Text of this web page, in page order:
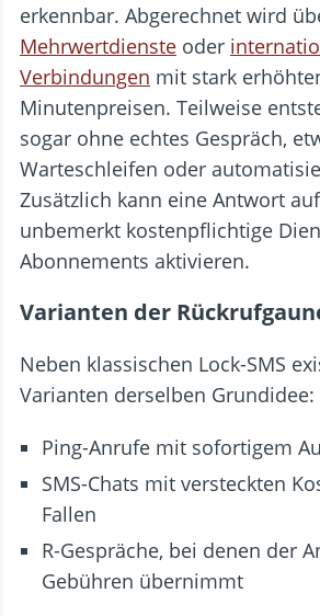
erkennbar. Abgerechnet wird
Mehrwertdienste oder
Verbindungen mit stark
Minutenpreisen. Teilweise
sogar ohne echtes Gespräch,
Warteschleifen oder
Zusätzlich kann eine Antwort
unbemerkt kostenpflichtige
Abonnements aktivieren.
Varianten der
Neben klassischen Lock-SMS
Varianten derselben Grundidee:
Ping-Anrufe mit sofortigem
SMS-Chats mit versteckten
Fallen
R-Gespräche, bei denen der
Gebühren übernimmt